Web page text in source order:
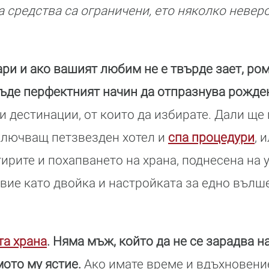
средства са ограничени, ето няколко
и ако вашият любим не е твърде зает,
перфектният начин да отпразнува
дестинации, от които да избирате. Дали ще
петзвезден хотел и спа процедури,
и похапването на храна, поднесена на
като двойка и настройката за едно
храна. Няма мъж, който да не се зарадва
му ястие. Ако имате време и